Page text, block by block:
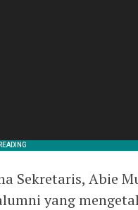
Sekretaris, Abie
yang